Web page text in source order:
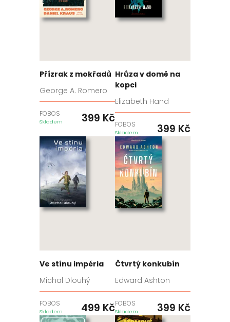
Přízrak z mokřadů
George A. Romero
FOBOS
Skladem 399 Kč
Hrůza v domě na
kopci
Elizabeth Hand
FOBOS
Skladem 399 Kč
Ve stínu impéria
Michal Dlouhý
FOBOS
Skladem 499 Kč
Čtvrtý konkubín
Edward Ashton
FOBOS
Skladem 399 Kč